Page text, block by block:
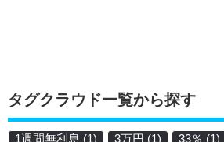
タグクラウド一覧から探す
1週間無利息 (1) 3万円 (1) 33％ (1)